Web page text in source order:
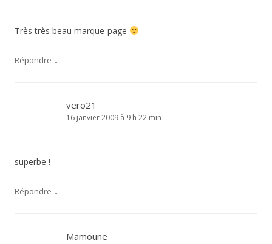
Très très beau marque-page
Répondre ↓
vero21
16 janvier 2009 à 9 h 22 min
superbe !
Répondre ↓
Mamoune